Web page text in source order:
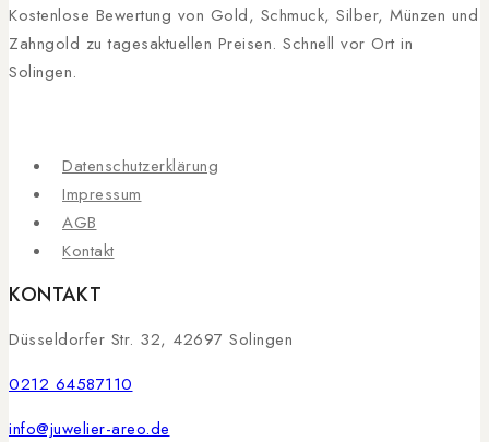
Kostenlose Bewertung von Gold, Schmuck, Silber, Münzen und
Zahngold zu tagesaktuellen Preisen. Schnell vor Ort in
Solingen.
Datenschutzerklärung
Impressum
AGB
Kontakt
KONTAKT
Düsseldorfer Str. 32, 42697 Solingen
0212 64587110
info@juwelier-areo.de